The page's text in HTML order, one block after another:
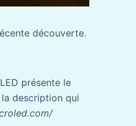
découverte.
présente le
la description qui